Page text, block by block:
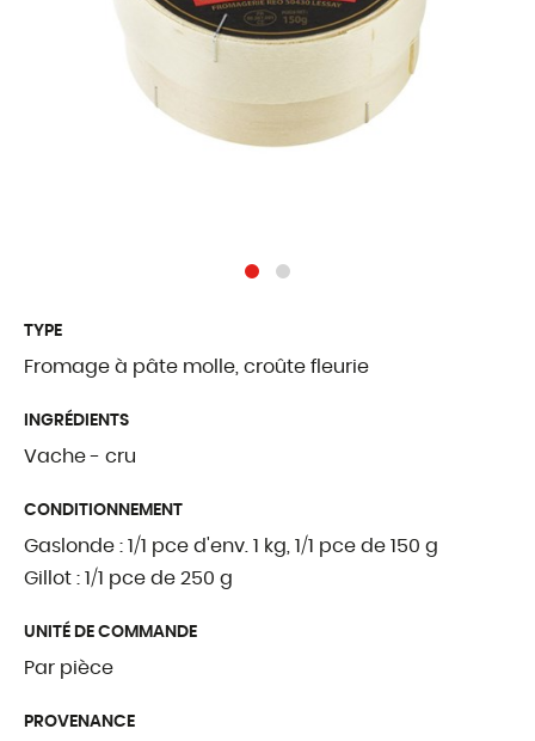
Traditions
Fromages
Produits
TYPE
Fromage à pâte molle, croûte fleurie
INGRÉDIENTS
Vache - cru
CONDITIONNEMENT
Gaslonde : 1/1 pce d'env. 1 kg, 1/1 pce de 150 g
Gillot : 1/1 pce de 250 g
UNITÉ DE COMMANDE
Par pièce
PROVENANCE